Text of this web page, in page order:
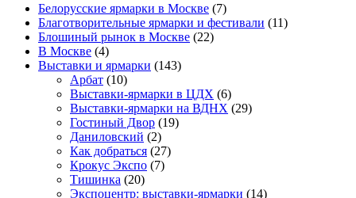
Белорусские ярмарки в Москве (7)
Благотворительные ярмарки и фестивали (11)
Блошиный рынок в Москве (22)
В Москве (4)
Выставки и ярмарки (143)
Арбат (10)
Выставки-ярмарки в ЦДХ (6)
Выставки-ярмарки на ВДНХ (29)
Гостиный Двор (19)
Даниловский (2)
Как добраться (27)
Крокус Экспо (7)
Тишинка (20)
Экспоцентр: выставки-ярмарки (14)